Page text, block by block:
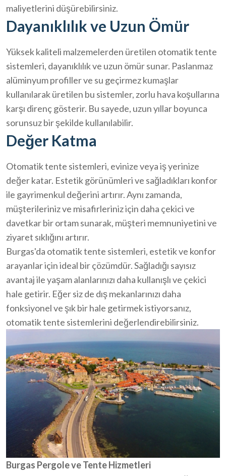
maliyetlerini düşürebilirsiniz.
Dayanıklılık ve Uzun Ömür
Yüksek kaliteli malzemelerden üretilen otomatik tente
sistemleri, dayanıklılık ve uzun ömür sunar. Paslanmaz
alüminyum profiller ve su geçirmez kumaşlar
kullanılarak üretilen bu sistemler, zorlu hava koşullarına
karşı direnç gösterir. Bu sayede, uzun yıllar boyunca
sorunsuz bir şekilde kullanılabilir.
Değer Katma
Otomatik tente sistemleri, evinize veya iş yerinize
değer katar. Estetik görünümleri ve sağladıkları konfor
ile gayrimenkul değerini artırır. Aynı zamanda,
müşterileriniz ve misafirleriniz için daha çekici ve
davetkar bir ortam sunarak, müşteri memnuniyetini ve
ziyaret sıklığını artırır.
Burgas'da otomatik tente sistemleri, estetik ve konfor
arayanlar için ideal bir çözümdür. Sağladığı sayısız
avantaj ile yaşam alanlarınızı daha kullanışlı ve çekici
hale getirir. Eğer siz de dış mekanlarınızı daha
fonksiyonel ve şık bir hale getirmek istiyorsanız,
otomatik tente sistemlerini değerlendirebilirsiniz.
Burgas Pergole ve Tente Hizmetleri